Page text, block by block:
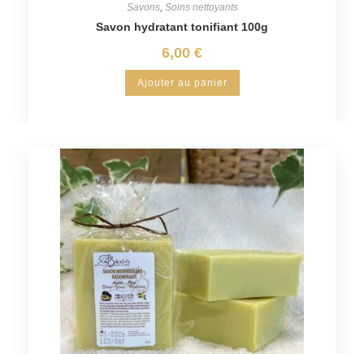
Savons, Soins nettoyants
Savon hydratant tonifiant 100g
6,00 €
Ajouter au panier